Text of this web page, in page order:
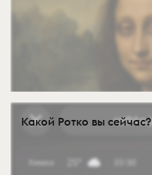
Какой Ротко вы сейчас?